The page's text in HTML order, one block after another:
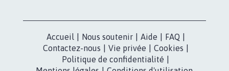
Accueil Nous soutenir Aide FAQ
Contactez-nous
Vie privée Cookies
Politique de confidentialité